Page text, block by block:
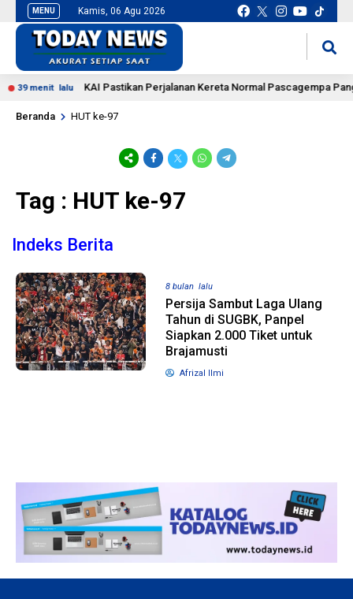
MENU Kamis, 06 Agu 2026
39 menit lalu KAI Pastikan Perjalanan Kereta Normal Pascagempa
Beranda HUT ke-97
Tag : HUT ke-97
Indeks Berita
8 bulan lalu
Persija Sambut Laga Ulang
Tahun di SUGBK, Panpel
Siapkan 2.000 Tiket untuk
Brajamusti
Afrizal Ilmi